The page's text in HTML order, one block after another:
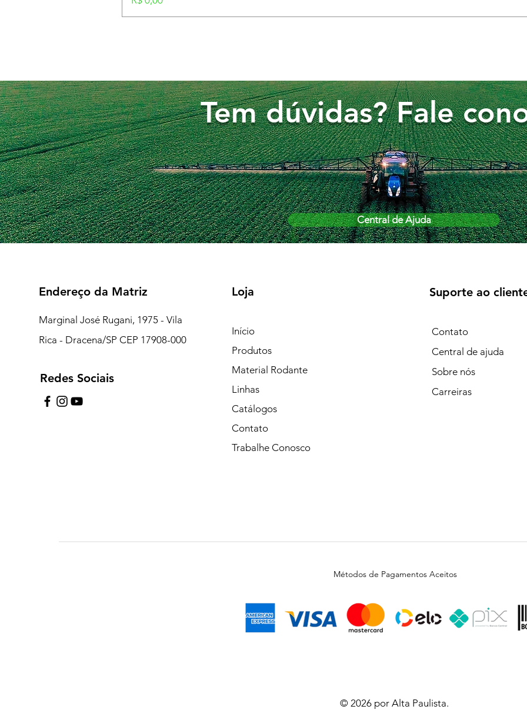
Tem dúvidas? Fale
Central de Ajuda
de Plantão)
Endereço da Matriz
Marginal José Rugani, 1975 - Vila
Rica - Dracena/SP CEP 17908-000
Redes Sociais
Loja
Início
Produtos
Material Rodante
Linhas
Catálogos
Contato
Trabalhe Conosco
Suporte ao
Contato
Central de ajuda
Sobre nós
Carreiras
Métodos de Pagamentos Aceitos
© 2026 por Alta Paulista.